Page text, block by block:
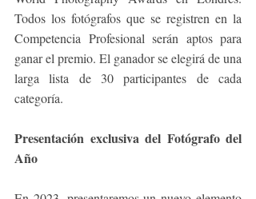
Todos los fotógrafos que se registren en la
Competencia Profesional serán aptos para
ganar el premio. El ganador se elegirá de una
larga lista de 30 participantes de cada
categoría.
Presentación exclusiva del Fotógrafo del
Año